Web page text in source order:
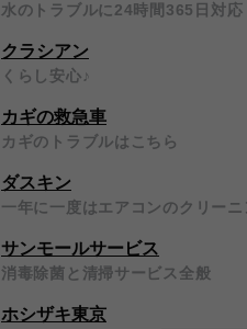
水のトラブルに24時間365日対応
クラシアン
くらし安心♪
カギの救急車
カギのトラブルはこちら
ダスキン
一年に一度はエアコンのクリーニ
サンモールサービス
消毒除菌と清掃サービス全般
ホシザキ東京